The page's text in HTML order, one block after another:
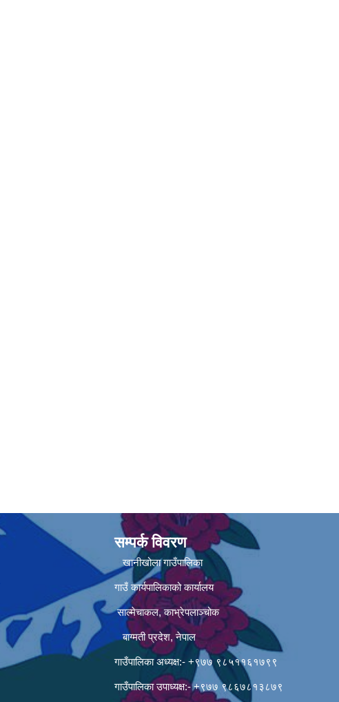
सम्पर्क विवरण
खानीखोला गाउँपालिका
गाउँ कार्यपालिकाको कार्यालय
साल्मेचाकल, काभ्रेपलाञ्चोक
बाग्मती प्रदेश, नेपाल
गाउँपालिका अध्यक्ष:- +९७७ ९८५११६१७९९
गाउँपालिका उपाध्यक्ष:- +९७७ ९८६७८१३८७९